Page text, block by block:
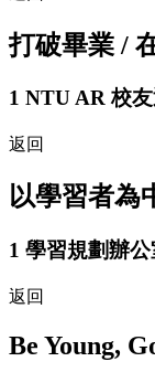
打破畢業 /
1 NTU AR 校
返回
以學習者為
1 學習規劃辦公
返回
Be Young,